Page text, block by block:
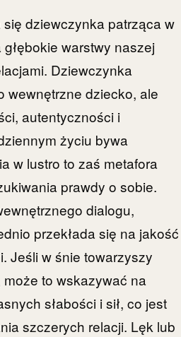
dziewczynka patrząca w
warstwy naszej
Dziewczynka
wewnętrzne dziecko, ale
autentyczności i
życiu bywa
w lustro to zaś metafora
prawdy o sobie.
dialogu,
przekłada się na jakość
Jeśli w śnie towarzyszy
to wskazywać na
słabości i sił, co jest
szczerych relacji. Lęk lub